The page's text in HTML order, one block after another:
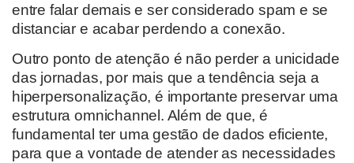
entre falar demais e ser considerado spam e se
distanciar e acabar perdendo a conexão.
Outro ponto de atenção é não perder a unicidade
das jornadas, por mais que a tendência seja a
hiperpersonalização, é importante preservar uma
estrutura omnichannel. Além de que, é
fundamental ter uma gestão de dados eficiente,
para que a vontade de atender as necessidades